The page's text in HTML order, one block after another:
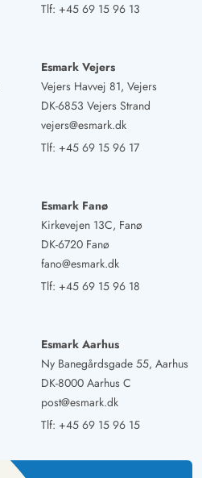
Tlf: +45 69 15 96 13
Esmark Vejers
Vejers Havvej 81, Vejers
DK-6853 Vejers Strand
vejers@esmark.dk
Tlf: +45 69 15 96 17
Esmark Fanø
Kirkevejen 13C, Fanø
DK-6720 Fanø
fano@esmark.dk
Tlf: +45 69 15 96 18
Esmark Aarhus
Ny Banegårdsgade 55, Aarhus
DK-8000 Aarhus C
post@esmark.dk
Tlf: +45 69 15 96 15